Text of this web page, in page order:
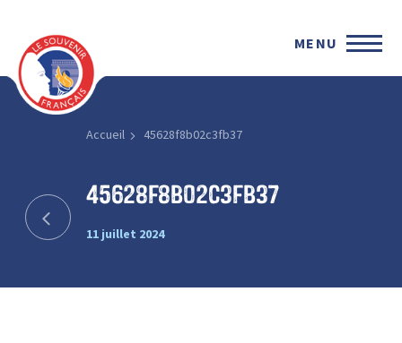
MENU
Accueil 45628f8b02c3fb37
45628f8b02c3fb37
11 juillet 2024